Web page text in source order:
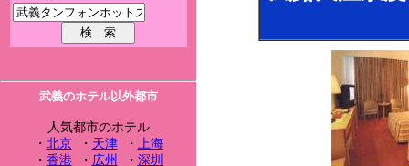
武義のホテル以外都市
人気都市のホテル
・ 北京・ 天津・ 上海
・ 香港・ 広州 ・ 深圳